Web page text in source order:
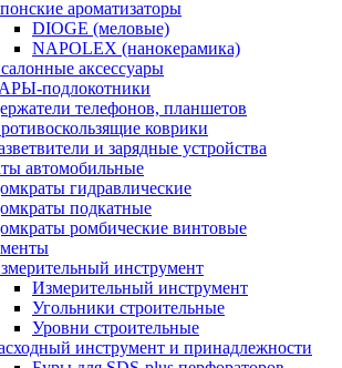
ароматизаторы
DIOGE (меловые)
NAPOLEX (нанокерамика)
аксессуары
подлокотники
телефонов, планшетов
коврики
и зарядные устройства
автомобильные
гидравлические
подкатные
ромбические винтовые
инструмент
Измерительный инструмент
Угольники строительные
Уровни строительные
инструмент и принадлежности